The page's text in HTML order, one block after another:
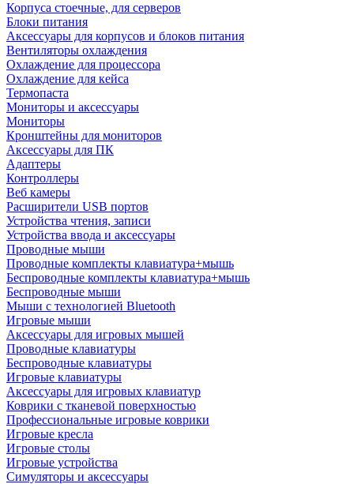
Корпуса стоечные, для серверов
Блоки питания
Аксессуары для корпусов и блоков питания
Вентиляторы охлаждения
Охлаждение для процессора
Охлаждение для кейса
Термопаста
Мониторы и аксессуары
Мониторы
Кронштейны для мониторов
Аксессуары для ПК
Адаптеры
Контроллеры
Веб камеры
Расширители USB портов
Устройства чтения, записи
Устройства ввода и аксессуары
Проводные мыши
Проводные комплекты клавиатура+мышь
Беспроводные комплекты клавиатура+мышь
Беспроводные мыши
Мыши с технологией Bluetooth
Игровые мыши
Аксессуары для игровых мышей
Проводные клавиатуры
Беспроводные клавиатуры
Игровые клавиатуры
Аксессуары для игровых клавиатур
Коврики с тканевой поверхностью
Профессиональные игровые коврики
Игровые кресла
Игровые столы
Игровые устройства
Симуляторы и аксессуары